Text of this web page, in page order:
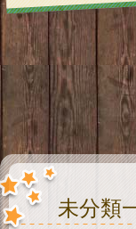
組合情報
消防情報
クリーンセンター
衛生センター情報
介護保険情報
組 合例規集
未分類